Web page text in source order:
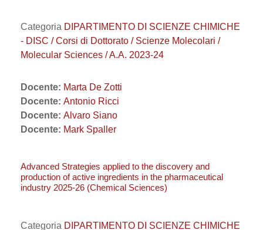
Categoria DIPARTIMENTO DI SCIENZE CHIMICHE
- DISC / Corsi di Dottorato / Scienze Molecolari /
Molecular Sciences / A.A. 2023-24
Docente: Marta De Zotti
Docente: Antonio Ricci
Docente: Alvaro Siano
Docente: Mark Spaller
Advanced Strategies applied to the discovery and
production of active ingredients in the pharmaceutical
industry 2025-26 (Chemical Sciences)
Categoria DIPARTIMENTO DI SCIENZE CHIMICHE